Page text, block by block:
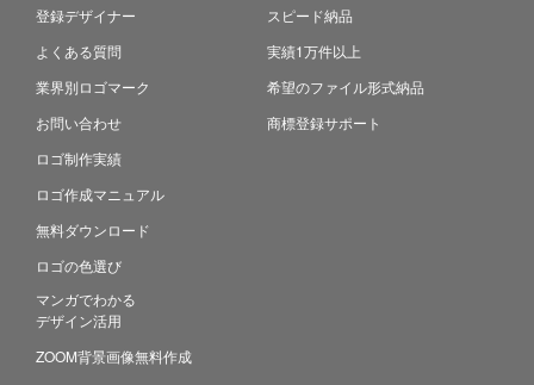
登録デザイナー
よくある質問
業界別ロゴマーク
お問い合わせ
ロゴ制作実績
ロゴ作成マニュアル
無料ダウンロード
ロゴの色選び
マンガでわかる
デザイン活用
ZOOM背景画像無料作成
スピード納品
実績1万件以上
希望のファイル形式納品
商標登録サポート